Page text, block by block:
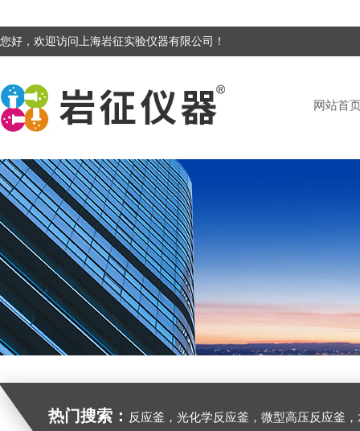
您好，欢迎访问上海岩征实验仪器有限公司！
网站首
热门搜索： 反应釜，光化学反应釜，微型高压反应釜